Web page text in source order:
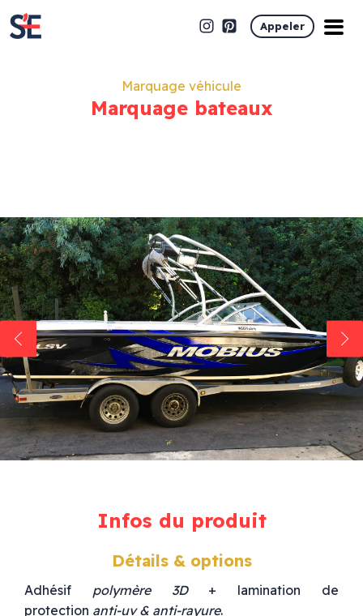
Appeler
Marquage véhicule
Marquage bateaux
Infos du produit
Détails & options
Adhésif polymère 3D+ lamination de
protection anti-uv & anti-rayure.